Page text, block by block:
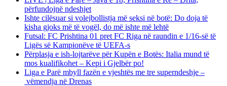
përfundojnë ndeshjet
Ishte cilësuar si volejbollistja më seksi në botë: Do doja të
kisha gjoks më të vogël, do më ishte më lehtë
Futsal: FC Prishtina 01 pret FC Riga në raundin e 1/16-së të
Ligës së Kampionëve të UEFA-s
Përplasja e ish-lojtarëve për Kupën e Botës: Italia mund të
mos kualifikohet – Kepi i Gjelbër po!
Liga e Parë mbyll fazën e vjeshtës me tre superndeshje –
vëmendja në Drenas